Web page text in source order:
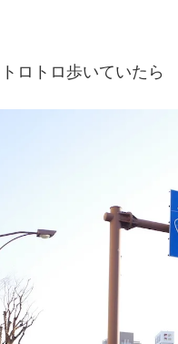
ロトロ歩いていたら